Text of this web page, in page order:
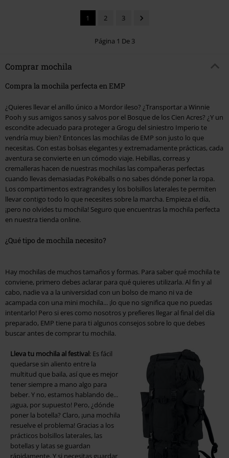
1 2 3
Página 1 De 3
Comprar mochila
Compra la mochila perfecta en EMP
¿Quieres llevar el anillo único a Mordor ileso? ¿Transportar a Winnie
Pooh y sus amigos sanos y salvos por el Bosque de los Cien Acres? ¿Y un
escondite adecuado para proteger a Grogu del siniestro Imperio te
vendría muy bien? Entonces las mochilas de EMP son justo lo que
necesitas. Con estas bolsas elegantes y extremadamente prácticas, cada
aventura se convierte en un cómodo viaje. Hebillas, correas y
cremalleras hacen de nuestras mochilas las compañeras perfectas
cuando llevas demasiadas Pokéballs o no sabes dónde poner la ropa.
Los compartimentos extragrandes y los bolsillos laterales te permiten
llevar contigo todo lo que necesites sobre la marcha. Empieza el día,
¡pero no olvides tu mochila! Seguro que encuentras la mochila perfecta
en nuestra tienda online.
¿Qué tipo de mochila necesito?
Hay mochilas de muchos tamaños y formas. Para saber qué mochila te
conviene, primero debes aclarar para qué quieres utilizarla. Al fin y al
cabo, nadie va a la universidad con un bolso de mano ni va de
acampada con una mini mochila... ¡lo que no significa que no puedas
intentarlo! Pero si eres como nosotros y prefieres llegar al final del día
preparado, EMP tiene para ti algunos consejos sobre lo que debes
buscar antes de comprar tu mochila.
Lleva tu mochila al festival: Es fácil
quedarse sin aliento entre la
multitud que baila, así que es mejor
tener siempre a mano algo para
beber. Y no, estamos hablando de...
¡agua, por supuesto! Pero, ¿dónde
poner la botella? Claro, ¡una mochila
resuelve el problema! Gracias a los
prácticos bolsillos laterales, las
botellas y latas se guardan
rápidamente. Y si necesitas guardar